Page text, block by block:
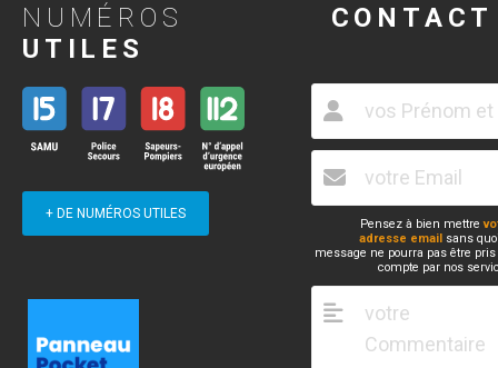
NUMÉROS
UTILES
+ DE NUMÉROS UTILES
CONTACT
Pensez à bien mettre
adresse email sans
message ne pourra pas être
compte par nos